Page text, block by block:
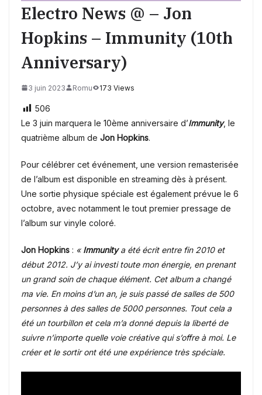
Electro News @ – Jon
Hopkins – Immunity (10th
Anniversary)
3 juin 2023 Romu 173 Views
506
Le 3 juin marquera le 10ème anniversaire d’Immunity, le
quatrième album de Jon Hopkins.
Pour célébrer cet événement, une version remasterisée
de l’album est disponible en streaming dès à présent.
Une sortie physique spéciale est également prévue le 6
octobre, avec notamment le tout premier pressage de
l’album sur vinyle coloré.
Jon Hopkins : « Immunitya été écrit entre fin 2010 et
début 2012. J’y ai investi toute mon énergie, en prenant
un grand soin de chaque élément. Cet album a changé
ma vie. En moins d’un an, je suis passé de salles de 500
personnes à des salles de 5000 personnes. Tout cela a
été un tourbillon et cela m’a donné depuis la liberté de
suivre n’importe quelle voie créative qui s’offre à moi. Le
créer et le sortir ont été une expérience très spéciale.